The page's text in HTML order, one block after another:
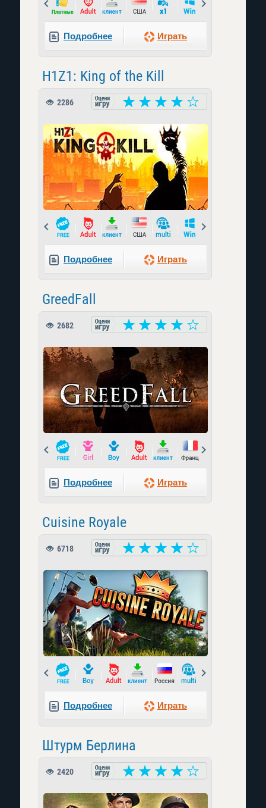
Prev
Подробнее Играть
H1Z1: King of the Kill
2286
Prev
Подробнее Играть
GreedFall
2682
Prev
Подробнее Играть
Cuisine Royale
6718
Prev
Подробнее Играть
Штурм Берлина
2420